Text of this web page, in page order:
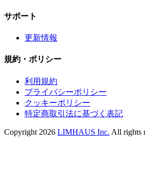
サポート
更新情報
規約・ポリシー
利用規約
プライバシーポリシー
クッキーポリシー
特定商取引法に基づく表記
Copyright 2026 LIMHAUS Inc. All rights